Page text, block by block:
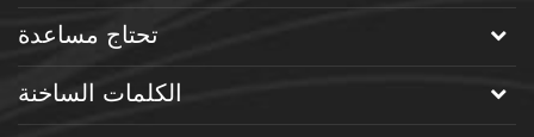
تحتاج مساعدة
الكلمات الساخنة